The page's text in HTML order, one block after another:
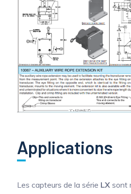
Applications
Les capteurs de la série LX sont